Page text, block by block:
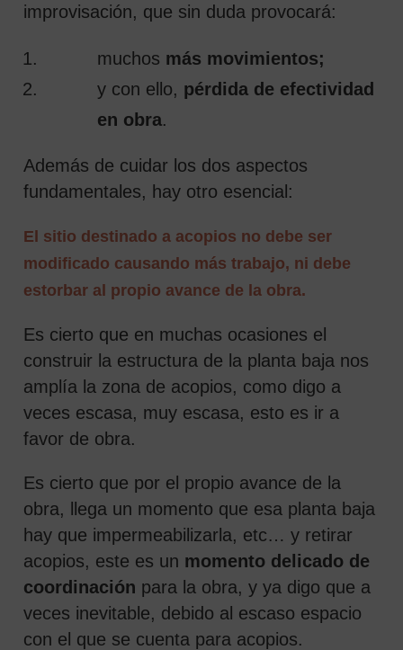
improvisación, que sin duda provocará:
muchos más movimientos;
y con ello, pérdida de efectividad
en obra.
Además de cuidar los dos aspectos
fundamentales, hay otro esencial:
El sitio destinado a acopios no debe ser
modificado causando más trabajo, ni debe
estorbar al propio avance de la obra.
Es cierto que en muchas ocasiones el
construir la estructura de la planta baja nos
amplía la zona de acopios, como digo a
veces escasa, muy escasa, esto es ir a
favor de obra.
Es cierto que por el propio avance de la
obra, llega un momento que esa planta baja
hay que impermeabilizarla, etc… y retirar
acopios, este es un momento delicado de
coordinación para la obra, y ya digo que a
veces inevitable, debido al escaso espacio
con el que se cuenta para acopios.